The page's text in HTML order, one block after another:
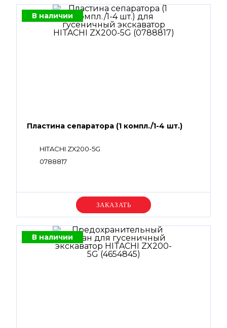
В наличии
Пластина сепаратора (1 компл./1-4 шт.)
HITACHI ZX200-5G
0788817
Уточняйте цену
В наличии